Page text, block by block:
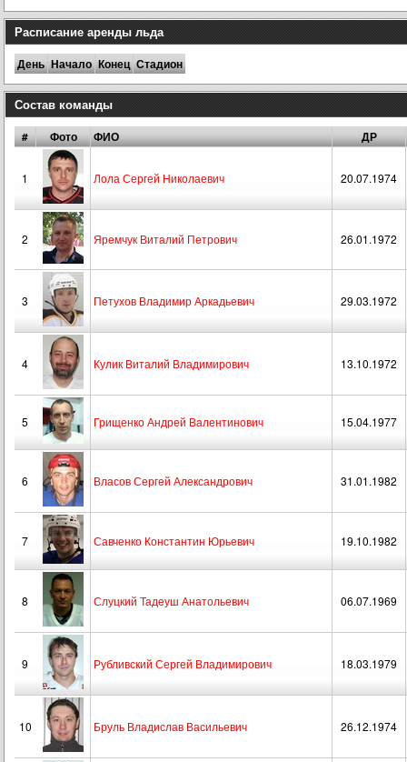
Расписание аренды льда
День Начало Конец Стадион
Состав команды
# Фото ФИО ДР
1 Лола Сергей Николаевич 20.07.1974
2 Яремчук Виталий Петрович 26.01.1972
3 Петухов Владимир Аркадьевич 29.03.1972
4 Кулик Виталий Владимирович 13.10.1972
5 Грищенко Андрей Валентинович 15.04.1977
6 Власов Сергей Александрович 31.01.1982
7 Савченко Константин Юрьевич 19.10.1982
8 Слуцкий Тадеуш Анатольевич 06.07.1969
9 Рубливский Сергей Владимирович 18.03.1979
10 Бруль Владислав Васильевич 26.12.1974